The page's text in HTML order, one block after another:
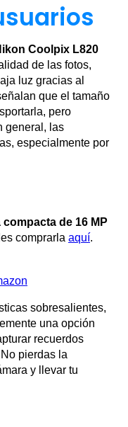
Coolpix L820
de las fotos,
luz gracias al
que el tamaño
pero
general, las
especialmente por
de 16 MP
comprarla aquí.
sobresalientes,
una opción
recuerdos
pierdas la
y llevar tu